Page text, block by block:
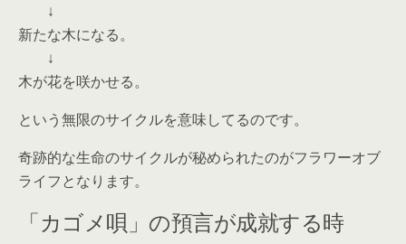
↓
新たな木になる。
↓
木が花を咲かせる。
という無限のサイクルを意味してるのです。
奇跡的な生命のサイクルが秘められたのがフラワーオブ
ライフとなります。
「カゴメ唄」の預言が成就する時